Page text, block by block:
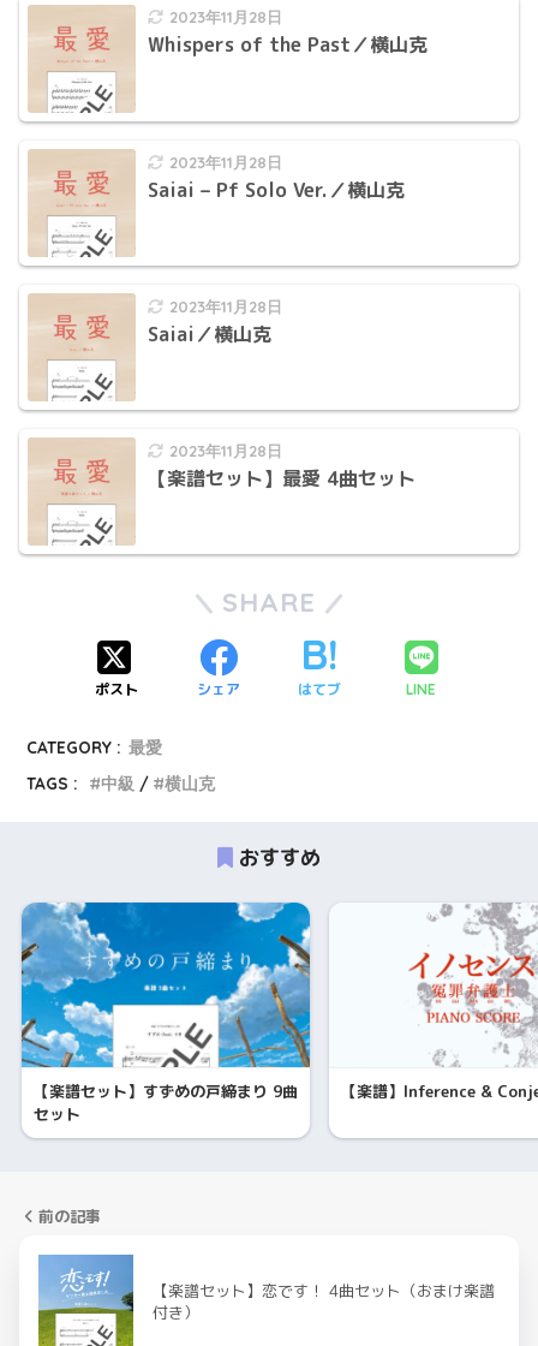
2023年11月28日
Whispers of the Past／横山克
2023年11月28日
Saiai – Pf Solo Ver.／横山克
2023年11月28日
Saiai／横山克
2023年11月28日
【楽譜セット】最愛 4曲セット
SHARE
ポスト シェア はてブ LINE
CATEGORY : 最愛
TAGS :
中級 横山克
おすすめ
【楽譜セット】すずめの戸締まり 9曲
セット
【楽譜】Inference &
前の記事
【楽譜セット】恋です！ 4曲セット（おまけ楽譜
付き）